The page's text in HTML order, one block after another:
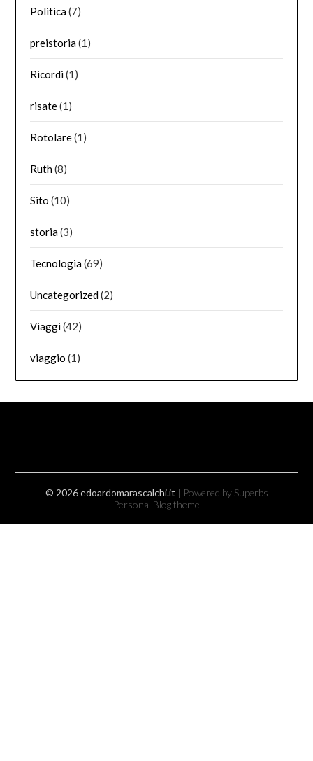
Politica(7)
preistoria(1)
Ricordi(1)
risate(1)
Rotolare(1)
Ruth(8)
Sito (10)
storia(3)
Tecnologia(69)
Uncategorized(2)
Viaggi(42)
viaggio (1)
© 2026 edoardomarascalchi.it | Powered by Superbs
Personal Blog theme